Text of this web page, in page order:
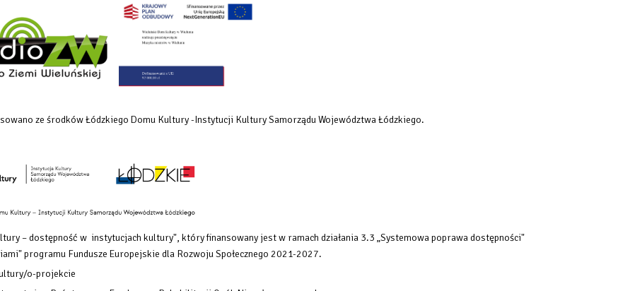
ze środków Łódzkiego Domu Kultury -Instytucji Kultury Samorządu Województwa Łódzkiego.
– dostępność w instytucjach kultury", który finansowany jest w ramach działania 3.3 „Systemowa poprawa dostępności"
programu Fundusze Europejskie dla Rozwoju Społecznego 2021-2027.
o-projekcie